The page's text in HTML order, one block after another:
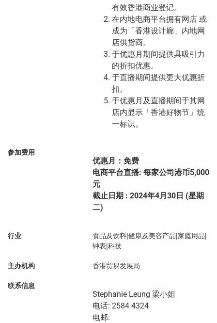
有效香港商业登记。
在内地电商平台拥有网店 或
成为「香港设计廊」内地网
店供货商。
于优惠月期间提供具吸引力
的折扣优惠。
于直播期间提供更大优惠折
扣。
于优惠月及直播期间于其网
店内显示「香港好物节」统
一标识。
参加费用
优惠月：免费
电商平台直播: 每家公司港币5,000
元
截止日期 : 2024年4月30日 (星期
二)
行业
食品及饮料|健康及美容产品|家庭用品|
钟表|科技
主办机构 香港贸易发展局
联系信息
Stephanie Leung 梁小姐
电话: 2584 4324
电邮: